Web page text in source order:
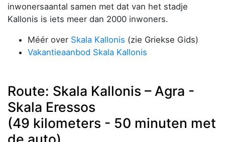
inwonersaantal samen met dat van het stadje
Kallonis is iets meer dan 2000 inwoners.
Méér over Skala Kallonis (zie Griekse Gids)
Vakantieaanbod Skala Kallonis
Route: Skala Kallonis – Agra -
Skala Eressos
(49 kilometers - 50 minuten met